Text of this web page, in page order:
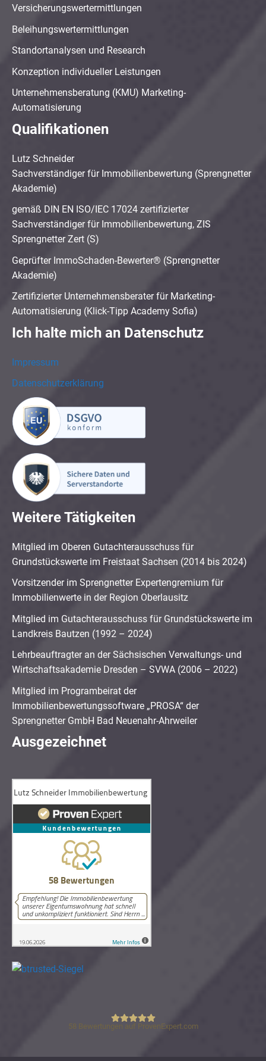
Versicherungswertermittlungen
Beleihungswertermittlungen
Standortanalysen und Research
Konzeption individueller Leistungen
Unternehmensberatung (KMU) Marketing-
Automatisierung
Qualifikationen
Lutz Schneider
Sachverständiger für Immobilienbewertung (Sprengnetter
Akademie)
gemäß DIN EN ISO/IEC 17024 zertifizierter
Sachverständiger für Immobilienbewertung, ZIS
Sprengnetter Zert (S)
Geprüfter ImmoSchaden-Bewerter® (Sprengnetter
Akademie)
Zertifizierter Unternehmensberater für Marketing-
Automatisierung (Klick-Tipp Academy Sofia)
Ich halte mich an Datenschutz
Impressum
Datenschutzerklärung
Weitere Tätigkeiten
Mitglied im Oberen Gutachterausschuss für
Grundstückswerte im Freistaat Sachsen (2014 bis 2024)
Vorsitzender im Sprengnetter Expertengremium für
Immobilienwerte in der Region Oberlausitz
Mitglied im Gutachterausschuss für Grundstückswerte im
Landkreis Bautzen (1992 – 2024)
Lehrbeauftragter an der Sächsischen Verwaltungs- und
Wirtschaftsakademie Dresden – SVWA (2006 – 2022)
Mitglied im Programbeirat der
Immobilienbewertungssoftware „PROSA“ der
Sprengnetter GmbH Bad Neuenahr-Ahrweiler
Ausgezeichnet
Lutz Schneider Immobilienbewertung
58 Bewertungen auf ProvenExpert.com